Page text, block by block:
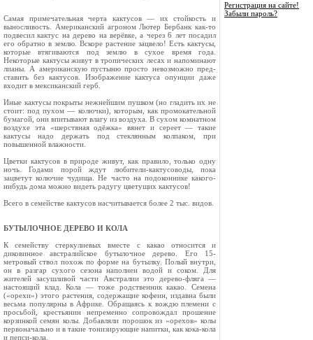
Самая примечательная черта кактусов — их стойкость и
выносливость. Американский агро­ном Лютер Бербанк как-то
подвесил кактус на дерево на верёвке, а через 6 лет посадил
его обратно в землю. Вскоре растение зацвело! Есть кактусы,
которые втягиваются под землю в су­хое время года.
Некоторые кактусы живут в тропических лесах и напоминают
лианы. А аме­риканскую пустыню просто невозможно пред­
ставить без кактусов. Изображение кактуса опунции даже
входит в мексиканский герб.
Иные кактусы покрыты нежнейшим пушком (но гладить их не
стоит: под пухом — колючки), которым, как промокательной
бумагой, они впи­тывают влагу из воздуха. В сухом комнатном
воздухе эта «шерстяная одёжка» вянет и сере­ет — такие
кактусы надо держать под стеклян­ным колпаком, при
повышенной влажности.
Цветки кактусов в природе живут, как пра­вило, только одну
ночь. Годами порой ждут любители-кактусоводы, пока
зацветут колючие чудища. Не часто на подоконнике какого-
нибудь дома можно видеть радугу цветущих кактусов!
Всего в семействе кактусов насчитывается бо­лее 2 тыс. видов.
БУТЫЛОЧНОЕ ДЕРЕВО И КОЛА
К семейству стеркулиевых вместе с какао относится и
диковинное авст­ралийское бутылочное дерево. Его 15-
метровый ствол похож по форме на бутылку. Полый внутри,
он в разгар су­хого сезона наполнен водой и соком. Для
жителей засушливой части Австралии это дерево-фляга —
настоящий клад. Кола — тоже родственник какао. Семена
(«орехи») этого растения, содер­жащие кофеин, издавна были
весьма популярны в Африке. Обращаясь к вож­дю племени с
просьбой, крестьянин не­пременно сопровождал прошение
корзинкой семян колы. Добавляли поро­шок из «орехов» колы
первоначально и в такие тонизирующие напитки, как кока-кола
и пепси-кола.
Регистрация на сайте!
Забыли пароль?